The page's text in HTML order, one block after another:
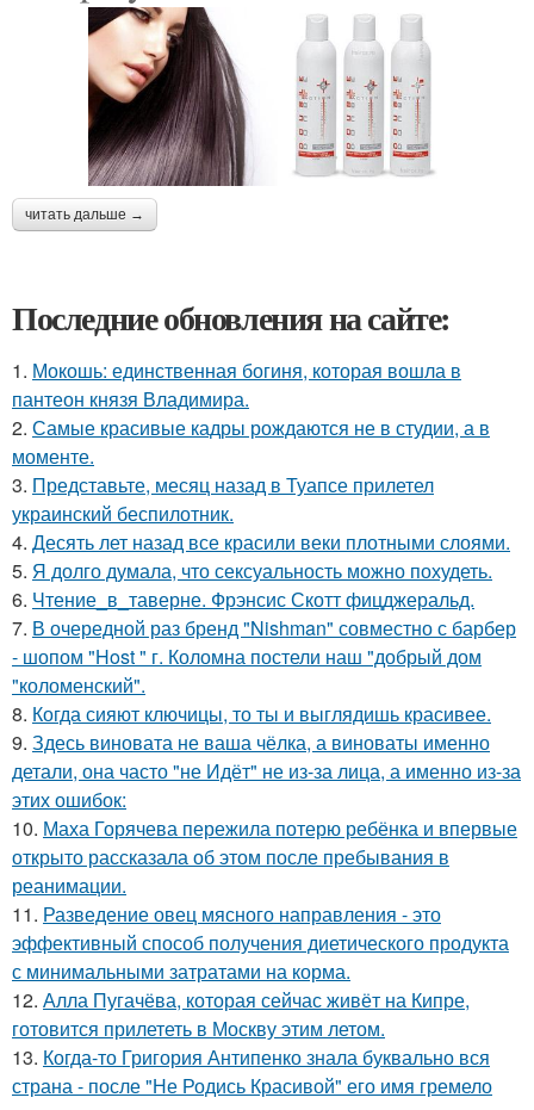
читать дальше →
Последние обновления на сайте:
1. Мокошь: единственная богиня, которая вошла в
пантеон князя Владимира.
2. Самые красивые кадры рождаются не в студии, а в
моменте.
3. Представьте, месяц назад в Туапсе прилетел
украинский беспилотник.
4. Десять лет назад все красили веки плотными слоями.
5. Я долго думала, что сексуальность можно похудеть.
6. Чтение_в_таверне. Фрэнсис Скотт фицджеральд.
7. В очередной раз бренд "Nishman" совместно с барбер
- шопом "Host " г. Коломна постели наш "добрый дом
"коломенский".
8. Когда сияют ключицы, то ты и выглядишь красивее.
9. Здесь виновата не ваша чёлка, а виноваты именно
детали, она часто "не Идёт" не из-за лица, а именно из-за
этих ошибок:
10. Маха Горячева пережила потерю ребёнка и впервые
открыто рассказала об этом после пребывания в
реанимации.
11. Разведение овец мясного направления - это
эффективный способ получения диетического продукта
с минимальными затратами на корма.
12. Алла Пугачёва, которая сейчас живёт на Кипре,
готовится прилететь в Москву этим летом.
13. Когда-то Григория Антипенко знала буквально вся
страна - после "Не Родись Красивой" его имя гремело